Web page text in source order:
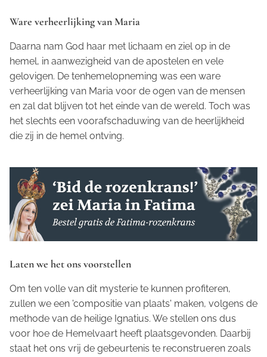
Ware verheerlijking van Maria
Daarna nam God haar met lichaam en ziel op in de
hemel, in aanwezigheid van de apostelen en vele
gelovigen. De tenhemelopneming was een ware
verheerlijking van Maria voor de ogen van de mensen
en zal dat blijven tot het einde van de wereld. Toch was
het slechts een voorafschaduwing van de heerlijkheid
die zij in de hemel ontving.
Laten we het ons voorstellen
Om ten volle van dit mysterie te kunnen profiteren,
zullen we een 'compositie van plaats' maken, volgens de
methode van de heilige Ignatius. We stellen ons dus
voor hoe de Hemelvaart heeft plaatsgevonden. Daarbij
staat het ons vrij de gebeurtenis te reconstrueren zoals